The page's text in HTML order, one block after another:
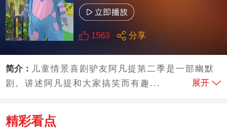
1563 分享
简介： 儿童情景喜剧驴友阿凡提第二季是一部幽默
剧。讲述阿凡提和大家搞笑而有趣...
展开
精彩看点